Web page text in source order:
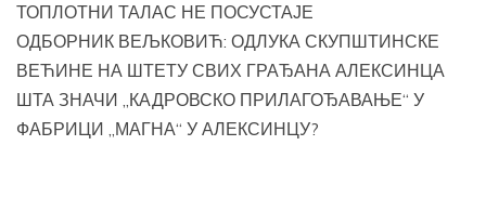
ТОПЛОТНИ ТАЛАС НЕ ПОСУСТАЈЕ
ОДБОРНИК ВЕЉКОВИЋ: ОДЛУКА СКУПШТИНСКЕ
ВЕЋИНЕ НА ШТЕТУ СВИХ ГРАЂАНА АЛЕКСИНЦА
ШТА ЗНАЧИ „КАДРОВСКО ПРИЛАГОЂАВАЊЕ“ У
ФАБРИЦИ „МАГНА“ У АЛЕКСИНЦУ?